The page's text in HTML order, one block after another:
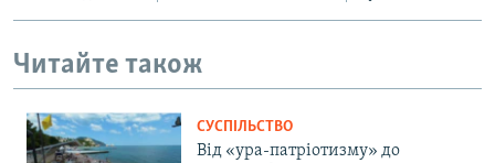
Читайте також
СУСПІЛЬСТВО
Від «ура-патріотизму» до